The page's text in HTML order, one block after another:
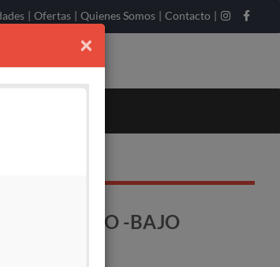
| Ofertas | Quienes Somos | Contacto |
-IZQUIERDO -BAJO
×